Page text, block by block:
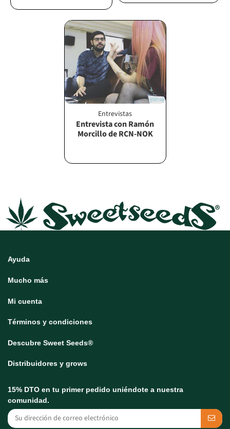
Entrevistas
Entrevista con Ramón
Morcillo de RCN-NOK
Ayuda
Mucho más
Mi cuenta
Términos y condiciones
Descubre Sweet Seeds®
Distribuidores y grows
15% DTO en tu primer pedido uniéndote a nuestra
comunidad.